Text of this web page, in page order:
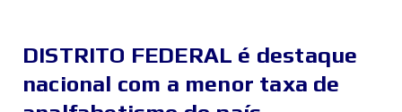
DISTRITO FEDERAL é destaque
nacional com a menor taxa de